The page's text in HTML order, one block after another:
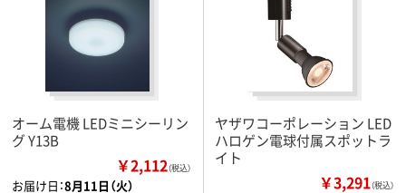
オーム電機 LEDミニシーリン
グ Y13B
￥2,112（税込）
お届け日：8月11日（火）
ヤザワコーポレーション LED
ハロゲン電球付属スポットラ
イト
￥3,291（税込）